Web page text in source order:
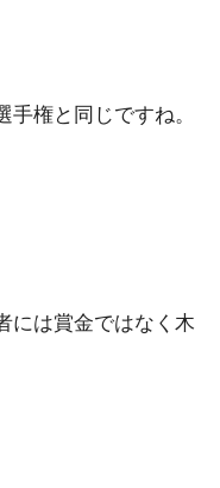
権と同じですね。
には賞金ではなく木